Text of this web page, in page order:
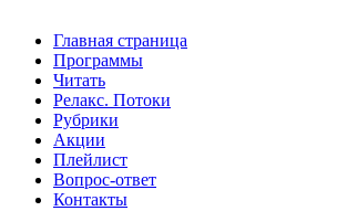
Главная страница
Программы
Читать
Релакс. Потоки
Рубрики
Акции
Плейлист
Вопрос-ответ
Контакты